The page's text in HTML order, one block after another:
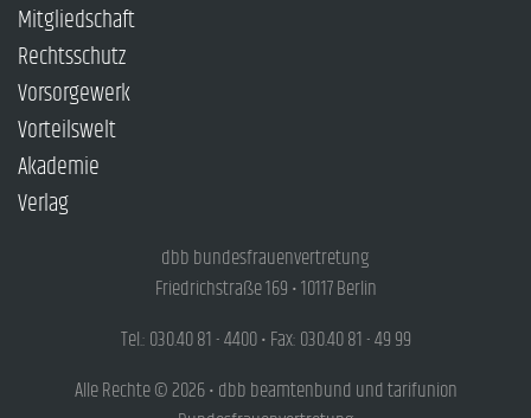
Mitgliedschaft
Rechtsschutz
Vorsorgewerk
Vorteilswelt
Akademie
Verlag
dbb bundesfrauenvertretung
Friedrichstraße 169 • 10117 Berlin
Tel.: 030.40 81 - 4400 • Fax: 030.40 81 - 49 99
Alle Rechte © 2026 • dbb beamtenbund und tarifunion